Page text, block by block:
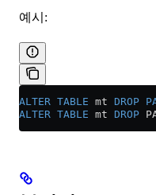
예시:
ALTER TABLE mt DROP
ALTER TABLE mt DROP